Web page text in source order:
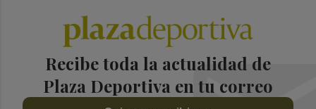
Recibe toda la actualidad de
Plaza Deportiva en tu correo